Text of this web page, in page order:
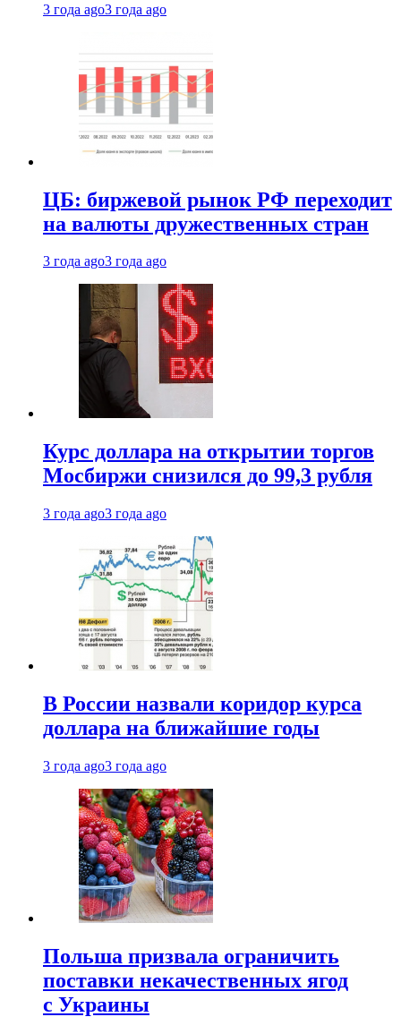
3 года ago3 года ago
ЦБ: биржевой рынок РФ переходит
на валюты дружественных стран
3 года ago3 года ago
Курс доллара на открытии торгов
Мосбиржи снизился до 99,3 рубля
3 года ago3 года ago
В России назвали коридор курса
доллара на ближайшие годы
3 года ago3 года ago
Польша призвала ограничить
поставки некачественных ягод
с Украины